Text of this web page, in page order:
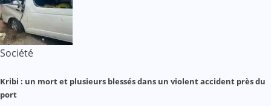
Société
Kribi : un mort et plusieurs blessés dans un violent accident près du
port